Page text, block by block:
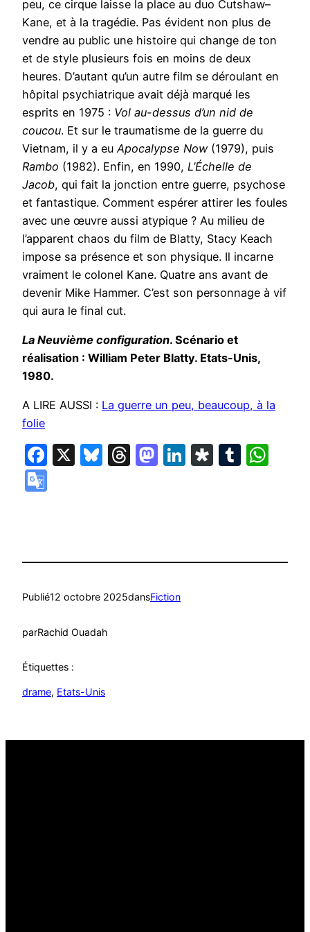
peu, ce cirque laisse la place au duo Cutshaw–
Kane, et à la tragédie. Pas évident non plus de
vendre au public une histoire qui change de ton
et de style plusieurs fois en moins de deux
heures. D’autant qu’un autre film se déroulant en
hôpital psychiatrique avait déjà marqué les
esprits en 1975 : Vol au-dessus d’un nid de
coucou. Et sur le traumatisme de la guerre du
Vietnam, il y a eu Apocalypse Now(1979), puis
Rambo (1982). Enfin, en 1990, L’Échelle de
Jacob, qui fait la jonction entre guerre, psychose
et fantastique. Comment espérer attirer les foules
avec une œuvre aussi atypique ? Au milieu de
l’apparent chaos du film de Blatty, Stacy Keach
impose sa présence et son physique. Il incarne
vraiment le colonel Kane. Quatre ans avant de
devenir Mike Hammer. C’est son personnage à vif
qui aura le final cut.
La Neuvième configuration. Scénario et
réalisation : William Peter Blatty. Etats-Unis,
1980.
A LIRE AUSSI : La guerre un peu, beaucoup, à la
folie
Facebook
X Bluesky
Threads
Mastodon
LinkedIn
Diaspora
Publié12 octobre 2025dansFiction
parRachid Ouadah
Étiquettes :
drame, Etats-Unis